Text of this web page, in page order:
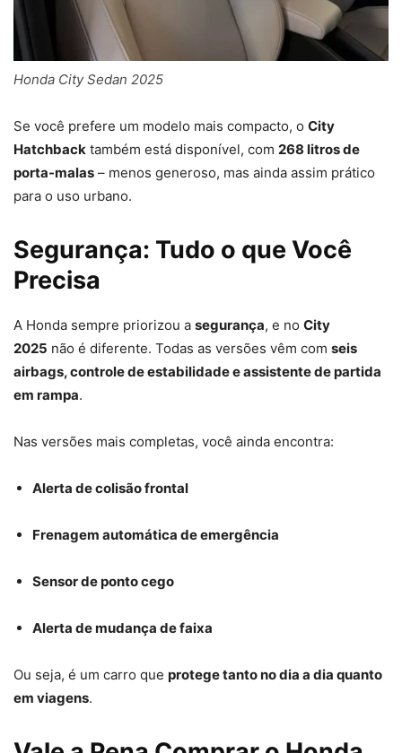
Honda City Sedan 2025
Se você prefere um modelo mais compacto, o City
Hatchback também está disponível, com 268 litros de
porta-malas – menos generoso, mas ainda assim prático
para o uso urbano.
Segurança: Tudo o que Você
Precisa
A Honda sempre priorizou a segurança, e no City
2025 não é diferente. Todas as versões vêm com seis
airbags, controle de estabilidade e assistente de partida
em rampa.
Nas versões mais completas, você ainda encontra:
Alerta de colisão frontal
Frenagem automática de emergência
Sensor de ponto cego
Alerta de mudança de faixa
Ou seja, é um carro que protege tanto no dia a dia quanto
em viagens.